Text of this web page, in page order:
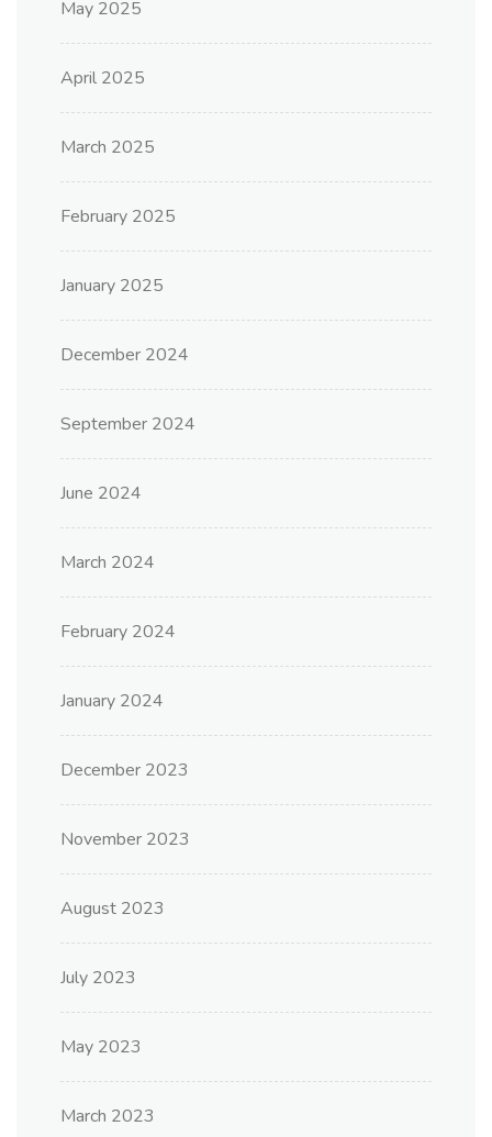
May 2025
April 2025
March 2025
February 2025
January 2025
December 2024
September 2024
June 2024
March 2024
February 2024
January 2024
December 2023
November 2023
August 2023
July 2023
May 2023
March 2023